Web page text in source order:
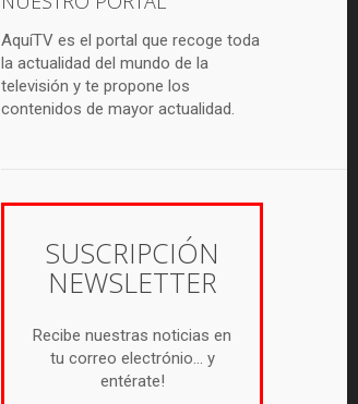
AquíTV es el portal que recoge toda
la actualidad del mundo de la
televisión y te propone los
contenidos de mayor actualidad.
SUSCRIPCIÓN
NEWSLETTER
Recibe nuestras noticias en
tu correo electrónio... y
entérate!